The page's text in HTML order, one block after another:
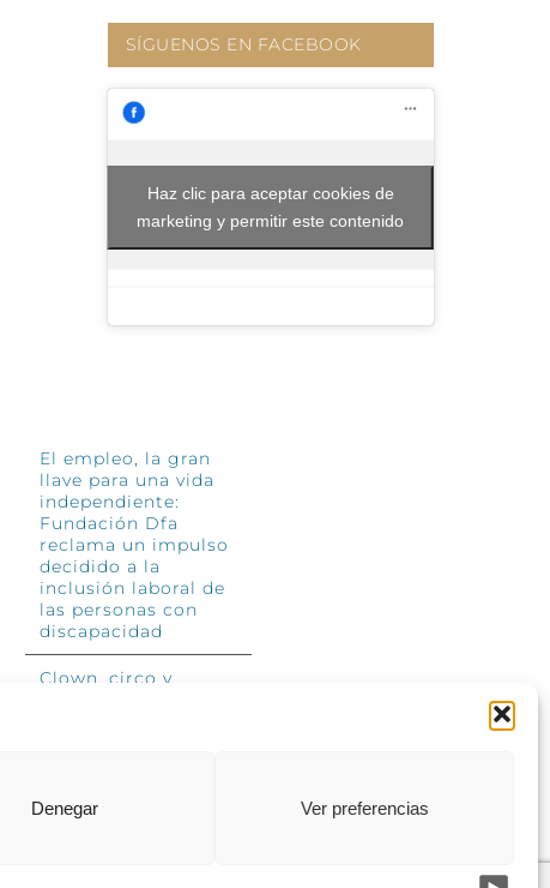
Denegar Ver preferencias
SÍGUENOS EN FACEBOOK
Haz clic para aceptar cookies de
marketing y permitir este contenido
El empleo, la gran
llave para una vida
independiente:
Fundación Dfa
reclama un impulso
decidido a la
inclusión laboral de
las personas con
discapacidad
Clown, circo y
segundo “Festival